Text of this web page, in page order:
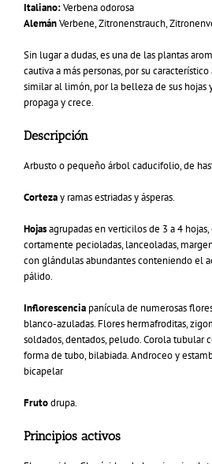
Italiano:Verbena odorosa
AlemánVerbene, Zitronenstrauch,
Sin lugar a dudas, es una de las plantas
cautiva a más personas, por su
similar al limón, por la belleza de sus hojas
propaga y crece.
Descripción
Arbusto o pequeño árbol caducifolio, de
Cortezay ramas estriadas y ásperas.
Hojasagrupadas en verticilos de 3 a 4
cortamente pecioladas, lanceoladas,
con glándulas abundantes conteniendo el
pálido.
Inflorescencia panícula de numerosas
blanco-azuladas. Flores hermafroditas,
soldados, dentados, peludo. Corola tubular
forma de tubo, bilabiada. Androceo y
bicapelar
Frutodrupa.
Principios activos